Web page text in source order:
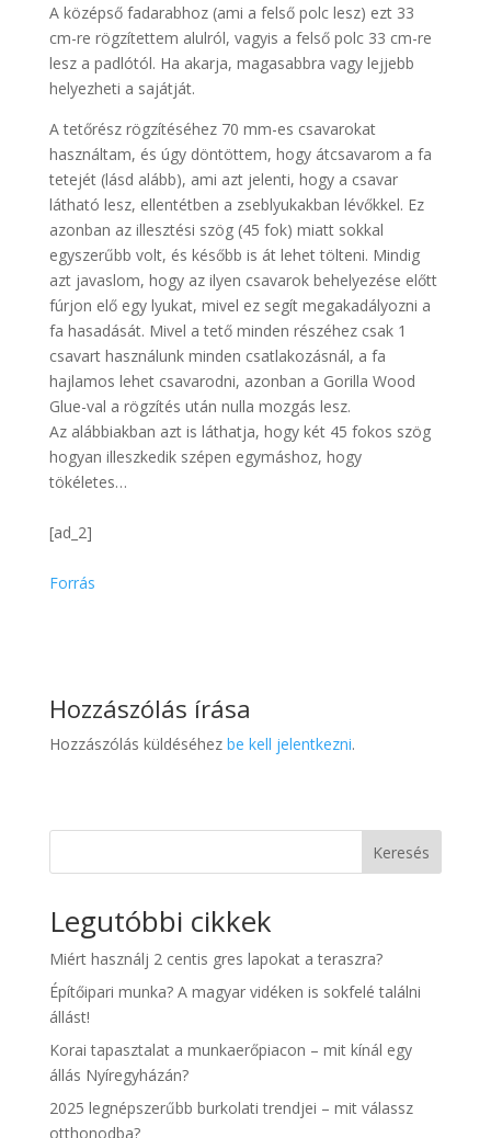
A középső fadarabhoz (ami a felső polc lesz) ezt 33
cm-re rögzítettem alulról, vagyis a felső polc 33 cm-re
lesz a padlótól. Ha akarja, magasabbra vagy lejjebb
helyezheti a sajátját.
A tetőrész rögzítéséhez 70 mm-es csavarokat
használtam, és úgy döntöttem, hogy átcsavarom a fa
tetejét (lásd alább), ami azt jelenti, hogy a csavar
látható lesz, ellentétben a zseblyukakban lévőkkel. Ez
azonban az illesztési szög (45 fok) miatt sokkal
egyszerűbb volt, és később is át lehet tölteni. Mindig
azt javaslom, hogy az ilyen csavarok behelyezése előtt
fúrjon elő egy lyukat, mivel ez segít megakadályozni a
fa hasadását. Mivel a tető minden részéhez csak 1
csavart használunk minden csatlakozásnál, a fa
hajlamos lehet csavarodni, azonban a Gorilla Wood
Glue-val a rögzítés után nulla mozgás lesz.
Az alábbiakban azt is láthatja, hogy két 45 fokos szög
hogyan illeszkedik szépen egymáshoz, hogy
tökéletes…
[ad_2]
Forrás
Hozzászólás írása
Hozzászólás küldéséhez be kell jelentkezni.
Keresés
Legutóbbi cikkek
Miért használj 2 centis gres lapokat a teraszra?
Építőipari munka? A magyar vidéken is sokfelé találni
állást!
Korai tapasztalat a munkaerőpiacon – mit kínál egy
állás Nyíregyházán?
2025 legnépszerűbb burkolati trendjei – mit válassz
otthonodba?